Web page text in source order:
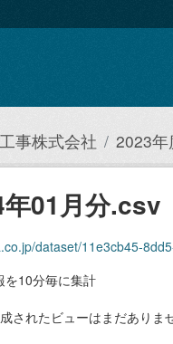
事株式会社 2023年
01月分.csv
dataset/11e3cb45-
を10分毎に集計
されたビューはまだありま